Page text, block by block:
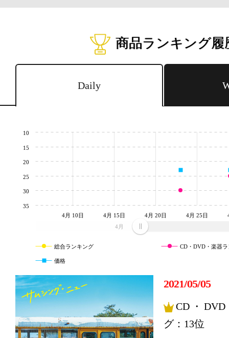
商品ランキング履
Daily
4月
4月 10日 4月 15日 4月 20日 4月 25日
10
15
20
25
30
35
総合ランキング CD・DVD・楽器
価格
2021/05/05
CD・
グ：13位